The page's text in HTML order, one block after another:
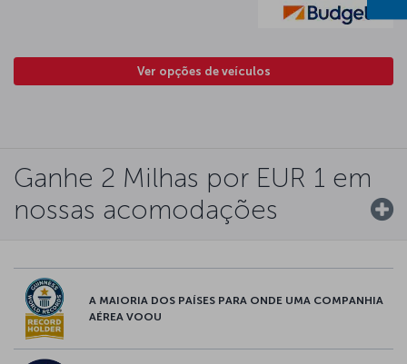
Ver opções de veículos
Ganhe 2 Milhas por EUR 1 em
nossas acomodações
A MAIORIA DOS PAÍSES PARA ONDE UMA COMPANHIA
AÉREA VOOU